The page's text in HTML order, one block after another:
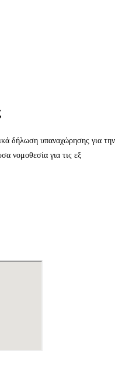
δήλωση υπαναχώρησης για την
νομοθεσία για τις εξ